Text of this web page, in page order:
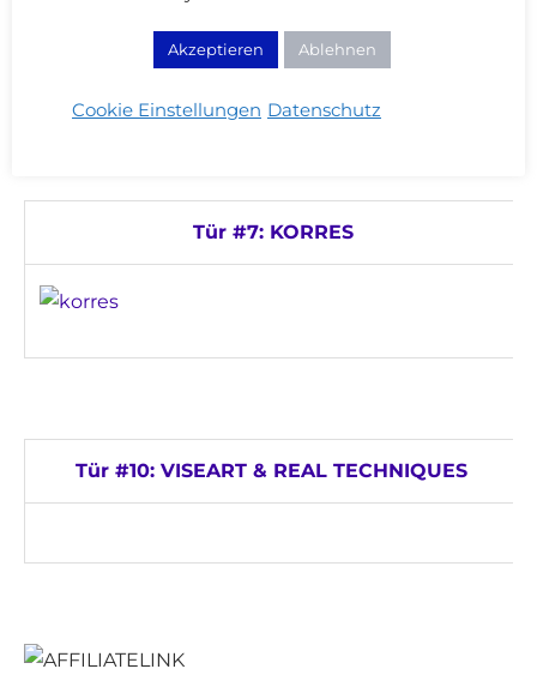
Tür #7: KORRES
Tür #10: VISEART & REAL TECHNIQUES
Akzeptieren Ablehnen
Cookie Einstellungen Datenschutz